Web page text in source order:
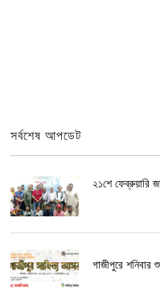
সর্বশেষ আপডেট
২১শে ফেব্রুয়ারি
গাজীপুরে